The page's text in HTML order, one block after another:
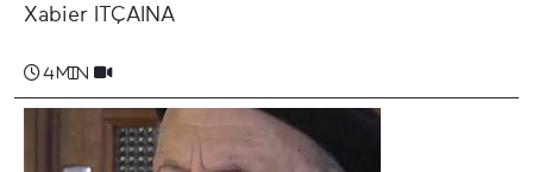
Xabier ITÇAINA
4 min